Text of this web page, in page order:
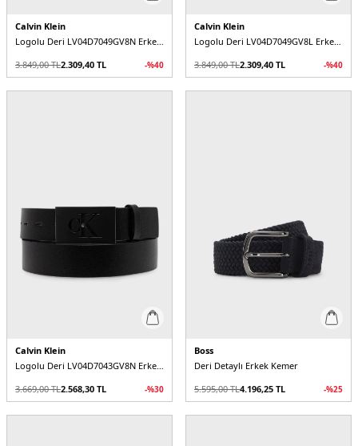
Calvin Klein
Logolu Deri LV04D7049GV8N Erkek Kemer
3.849,00TL2.309,40 TL -%40
Calvin Klein
Logolu Deri LV04D7049GV8L Erkek Kemer
3.849,00TL2.309,40 TL -%40
Calvin Klein
Logolu Deri LV04D7043GV8N Erkek Kemer
3.669,00TL2.568,30 TL -%30
Boss
Deri Detaylı Erkek Kemer
5.595,00TL4.196,25 TL -%25